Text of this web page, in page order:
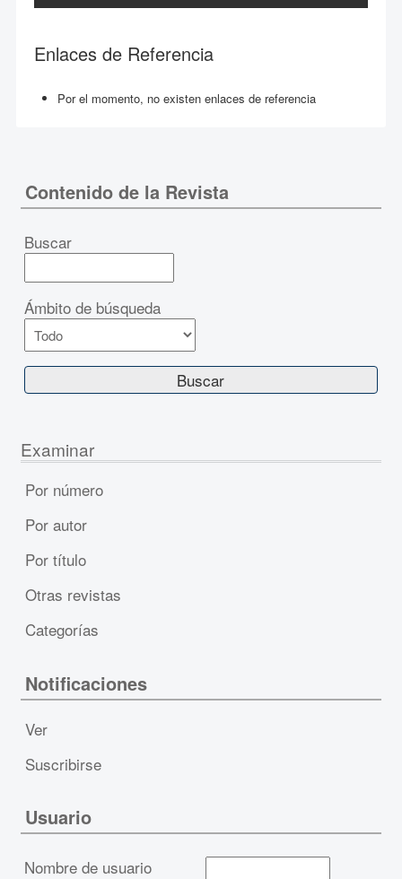
Enlaces de Referencia
Por el momento, no existen enlaces de referencia
Contenido de la Revista
Buscar
Ámbito de búsqueda
Examinar
Por número
Por autor
Por título
Otras revistas
Categorías
Notificaciones
Ver
Suscribirse
Usuario
Nombre de usuario